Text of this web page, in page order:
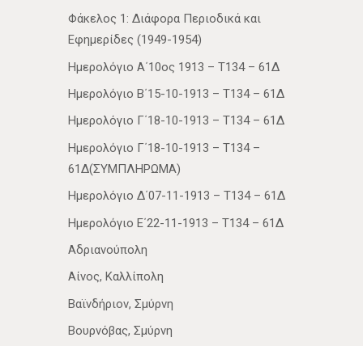
Φάκελος 1: Διάφορα Περιοδικά και
Εφημερίδες (1949-1954)
Ημερολόγιο Α΄10ος 1913 – Τ134 – 61Δ
Ημερολόγιο Β΄15-10-1913 – Τ134 – 61Δ
Ημερολόγιο Γ΄18-10-1913 – Τ134 – 61Δ
Ημερολόγιο Γ΄18-10-1913 – Τ134 –
61Δ(ΣΥΜΠΛΗΡΩΜΑ)
Ημερολόγιο Δ΄07-11-1913 – Τ134 – 61Δ
Ημερολόγιο Ε΄22-11-1913 – Τ134 – 61Δ
Αδριανούπολη
Αίνος, Καλλίπολη
Βαϊνδήριον, Σμύρνη
Βουρνόβας, Σμύρνη